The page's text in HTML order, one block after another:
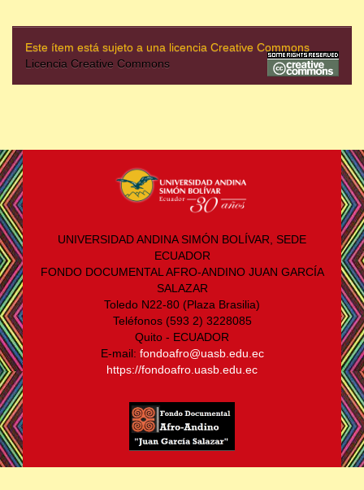
Este ítem está sujeto a una licencia Creative Commons
Licencia Creative Commons
UNIVERSIDAD ANDINA SIMÓN BOLÍVAR, SEDE
ECUADOR
FONDO DOCUMENTAL AFRO-ANDINO JUAN GARCÍA
SALAZAR
Toledo N22-80 (Plaza Brasilia)
Teléfonos (593 2) 3228085
Quito - ECUADOR
E-mail: fondoafro@uasb.edu.ec
https://fondoafro.uasb.edu.ec